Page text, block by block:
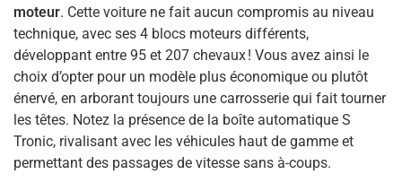
moteur. Cette voiture ne fait aucun compromis au niveau
technique, avec ses 4 blocs moteurs différents,
développant entre 95 et 207 chevaux ! Vous avez ainsi le
choix d’opter pour un modèle plus économique ou plutôt
énervé, en arborant toujours une carrosserie qui fait tourner
les têtes. Notez la présence de la boîte automatique S
Tronic, rivalisant avec les véhicules haut de gamme et
permettant des passages de vitesse sans à-coups.